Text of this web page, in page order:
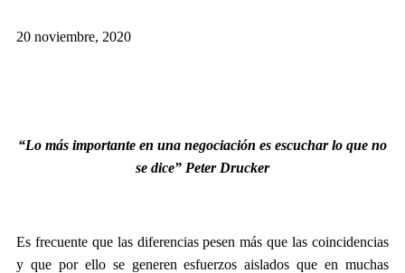
20 noviembre, 2020
“Lo más importante en una negociación es escuchar lo que no
se dice” Peter Drucker
Es frecuente que las diferencias pesen más que las coincidencias
y que por ello se generen esfuerzos aislados que en muchas